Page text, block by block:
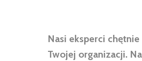
Nasi eksperci
Twojej organizacji.